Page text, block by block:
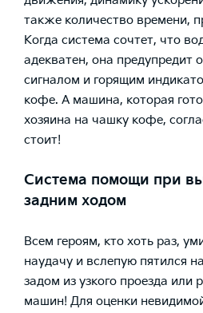
также количество времени,
Когда система сочтет, что
адекватен, она предупредит
сигналом и горящим
кофе. А машина, которая
хозяина на чашку кофе,
стоит!
Система помощи при
задним ходом
Всем героям, кто хоть раз,
наудачу и вслепую пятился
задом из узкого проезда или
машин! Для оценки